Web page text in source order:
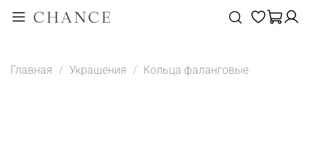
Главная Украшения Кольца фаланговые